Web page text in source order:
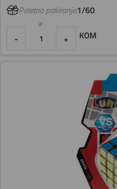
Paletno pakiranje:1/60
- + KOM